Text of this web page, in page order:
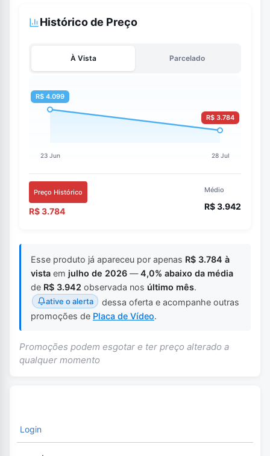
Histórico de Preço
À Vista Parcelado
Preço Histórico
R$ 3.784
Médio
R$ 3.942
Esse produto já apareceu por apenas R$ 3.784 à
vista em julho de 2026 —4,0% abaixo da média
de R$ 3.942 observada nos último mês.
ative o alerta
dessa oferta e acompanhe outras
promoções de Placa de Vídeo.
Promoções podem esgotar e ter preço alterado a
qualquer momento
Login